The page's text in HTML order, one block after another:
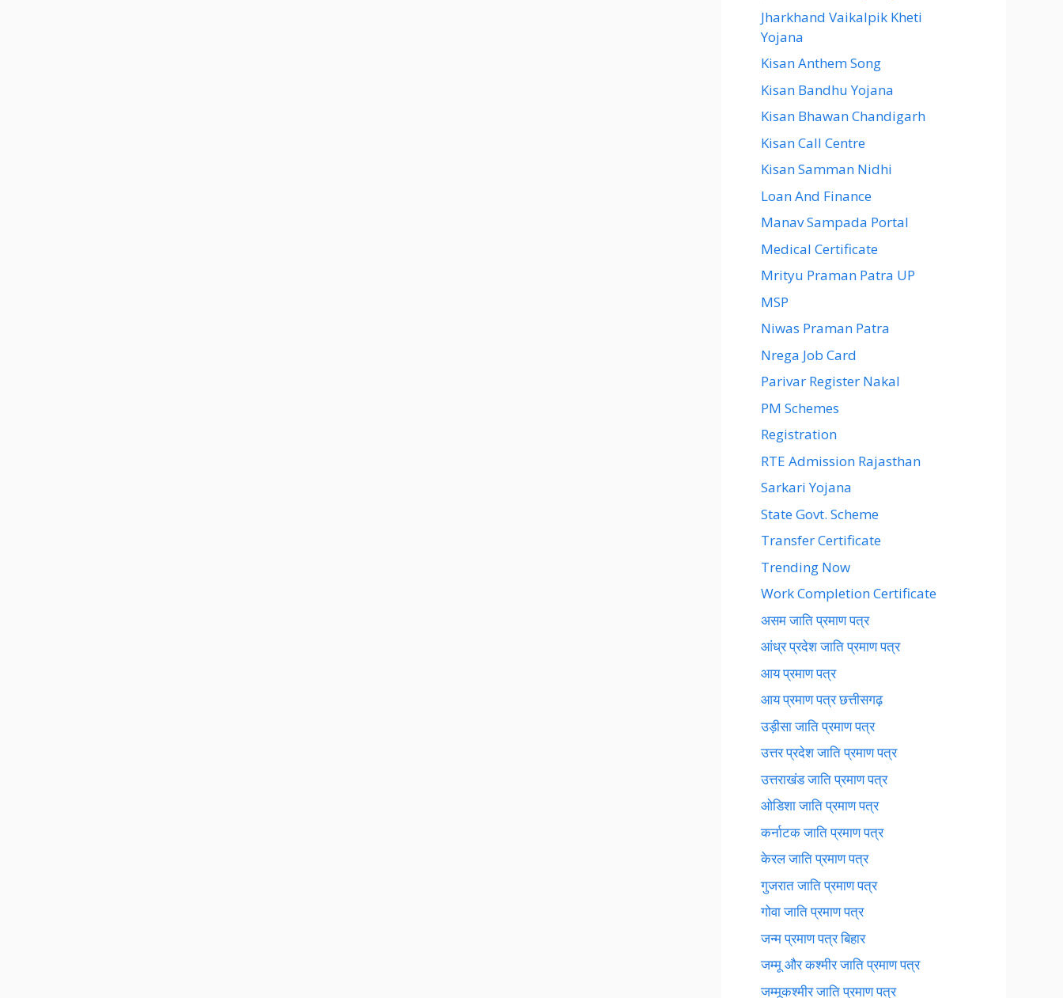
Jharkhand Vaikalpik Kheti
Yojana
Kisan Anthem Song
Kisan Bandhu Yojana
Kisan Bhawan Chandigarh
Kisan Call Centre
Kisan Samman Nidhi
Loan And Finance
Manav Sampada Portal
Medical Certificate
Mrityu Praman Patra UP
MSP
Niwas Praman Patra
Nrega Job Card
Parivar Register Nakal
PM Schemes
Registration
RTE Admission Rajasthan
Sarkari Yojana
State Govt. Scheme
Transfer Certificate
Trending Now
Work Completion Certificate
असम जाति प्रमाण पत्र
आंध्र प्रदेश जाति प्रमाण पत्र
आय प्रमाण पत्र
आय प्रमाण पत्र छत्तीसगढ़
उड़ीसा जाति प्रमाण पत्र
उत्तर प्रदेश जाति प्रमाण पत्र
उत्तराखंड जाति प्रमाण पत्र
ओडिशा जाति प्रमाण पत्र
कर्नाटक जाति प्रमाण पत्र
केरल जाति प्रमाण पत्र
गुजरात जाति प्रमाण पत्र
गोवा जाति प्रमाण पत्र
जन्म प्रमाण पत्र बिहार
जम्मू और कश्मीर जाति प्रमाण पत्र
जम्मूकश्मीर जाति प्रमाण पत्र